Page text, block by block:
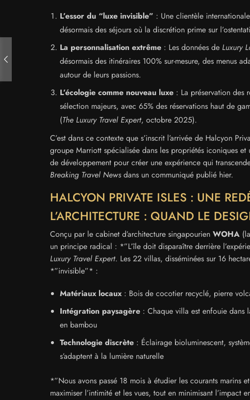
L’essor du “luxe invisible” : Une clientèle
désormais des séjours où la discrétion prime sur
La personnalisation extrême : Les données de Luxury
désormais des itinéraires 100% sur-mesure, des menus
autour de leurs passions.
L’écologie comme nouveau luxe : La préservation des
sélection majeurs, avec 65% des réservations haut de
(The Luxury Travel Expert, octobre 2025).
C’est dans ce contexte que s’inscrit l’arrivée de Halcyon
groupe Marriott spécialisée dans les propriétés iconiques
de développement pour créer une expérience qui
Breaking Travel News dans un communiqué publié hier.
HALCYON PRIVATE ISLES : UNE
L’ARCHITECTURE : QUAND LE
Conçu par le cabinet d’architecture singapourien WOHA
un principe radical : *”L’île doit disparaître derrière
Luxury Travel Expert. Les 22 villas, disséminées sur 16
*”invisible”* :
Matériaux locaux: Bois de cocotier recyclé, pierre
Intégration paysagère : Chaque villa est enfouie dans
en bambou
Technologie discrète : Éclairage bioluminescent,
s’adaptent à la lumière naturelle
*”Nous avons passé 18 mois à étudier les courants marins
maximiser l’intimité et les vues, tout en minimisant